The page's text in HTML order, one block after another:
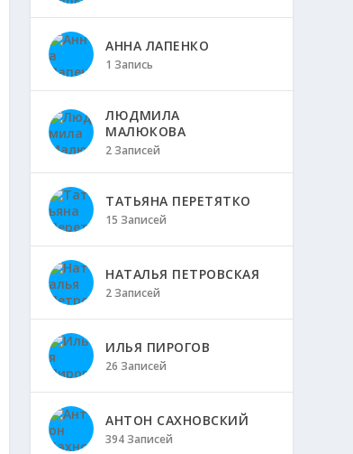
АННА ЛАПЕНКО
1 Запись
ЛЮДМИЛА
МАЛЮКОВА
2 Записей
ТАТЬЯНА ПЕРЕТЯТКО
15 Записей
НАТАЛЬЯ ПЕТРОВСКАЯ
2 Записей
ИЛЬЯ ПИРОГОВ
26 Записей
АНТОН САХНОВСКИЙ
394 Записей